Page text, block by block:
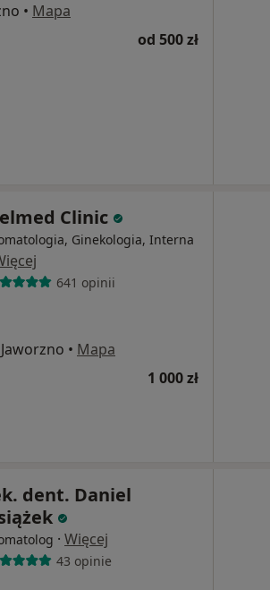
• Mapa
od 500 zł
Clinic
Ginekologia, Interna
641 opinii
• Mapa
1 000 zł
dent. Daniel
· Więcej
43 opinie